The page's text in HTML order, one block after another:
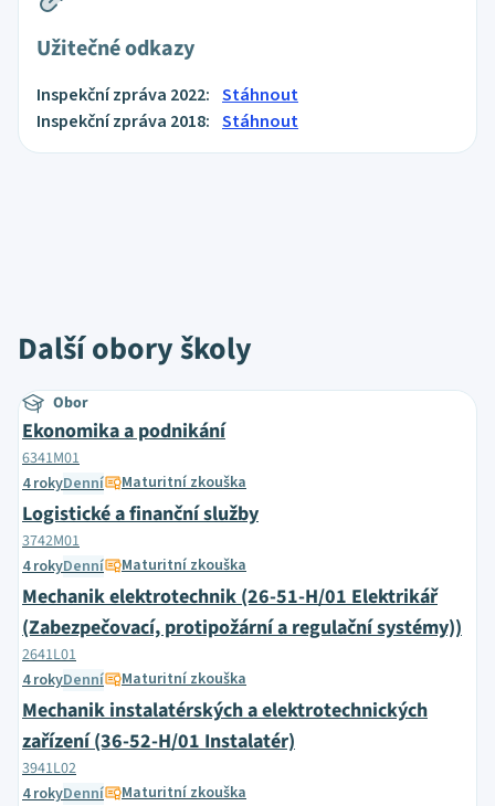
Užitečné odkazy
Inspekční zpráva 2022: Stáhnout
Inspekční zpráva 2018: Stáhnout
Další obory školy
Obor
Ekonomika a podnikání
6341M01
4 rokyDenní Maturitní zkouška
Logistické a finanční služby
3742M01
4 rokyDenní Maturitní zkouška
Mechanik elektrotechnik (26-51-H/01 Elektrikář
(Zabezpečovací, protipožární a regulační systémy))
2641L01
4 rokyDenní Maturitní zkouška
Mechanik instalatérských a elektrotechnických
zařízení (36-52-H/01 Instalatér)
3941L02
4 rokyDenní Maturitní zkouška